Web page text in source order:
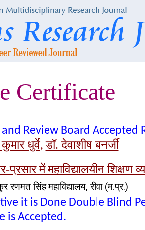
Certificate
Review Board Accepted
धुर्वे,डाॅ. देवाशीष बनर्जी
में महाविद्यालयीन शिक्षण
रणमत सिंह महाविद्यालय, रीवा (म.प्र.)
it is Done Double Blind
is Accepted.